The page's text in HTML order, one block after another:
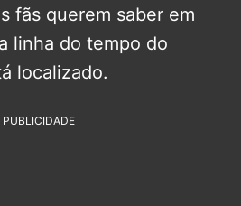
fãs querem saber em
linha do tempo do
localizado.
PUBLICIDADE